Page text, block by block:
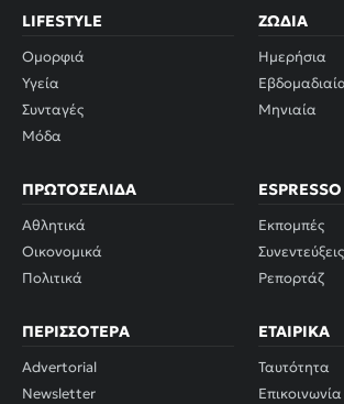
LIFESTYLE
Ομορφιά
Υγεία
Συνταγές
Μόδα
ΖΏΔΙΑ
Ημερήσια
Μηνιαία
ΠΡΩΤΟΣΈΛΙΔΑ
Αθλητικά
Οικονομικά
Πολιτικά
Εκπομπές
Συνεντεύξεις
Ρεπορτάζ
ΠΕΡΙΣΣΌΤΕΡΑ
Advertorial
Newsletter
ΕΤΑΙΡΙΚΆ
Ταυτότητα
Επικοινωνία